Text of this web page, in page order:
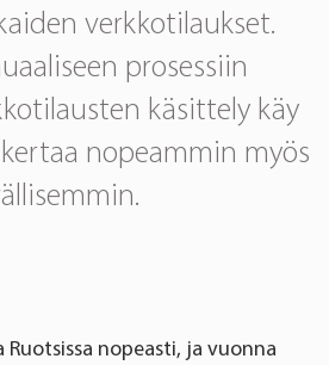
verkkotilaukset.
prosessiin
käsittely käy
nopeammin myös
Ruotsissa nopeasti, ja vuonna